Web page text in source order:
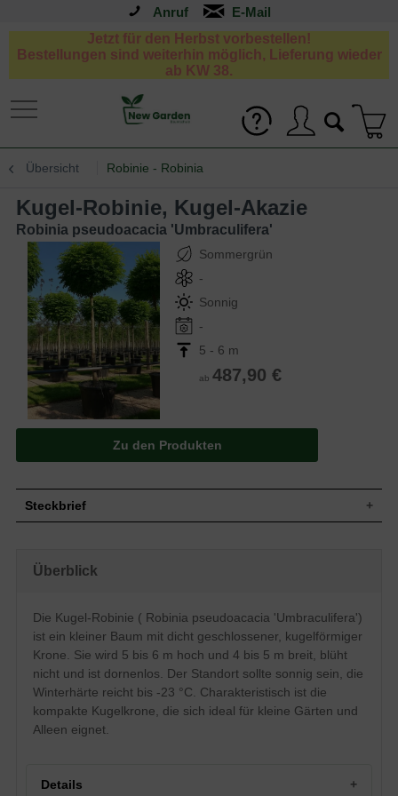
Anruf
Jetzt für den Herbst vorbestellen!
Bestellungen sind weiterhin möglich, Lieferung wieder
ab KW 38.
Übersicht Robinie - Robinia
Kugel-Robinie, Kugel-Akazie
Robinia pseudoacacia 'Umbraculifera'
Sommergrün
-
Sonnig
-
5 - 6 m
ab 487,90 €
Zu den Produkten
Steckbrief
Blatt
Sommergrün, elliptisch, unpaarig
gefiedert, Oberseite hellgrün, Unterseite
graugrün, bis zu 15 cm lang
Frucht
-
Blüte
Blüht nicht
Blütezeit
-
Standort
Überblick
Die Kugel-Robinie ( Robinia pseudoacacia 'Umbraculifera')
ist ein kleiner Baum mit dicht geschlossener, kugelförmiger
Krone. Sie wird 5 bis 6 m hoch und 4 bis 5 m breit, blüht
nicht und ist dornenlos. Der Standort sollte sonnig sein, die
Winterhärte reicht bis -23 °C. Charakteristisch ist die
kompakte Kugelkrone, die sich ideal für kleine Gärten und
Alleen eignet.
Details